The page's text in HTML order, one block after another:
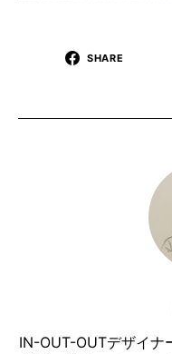
SHARE
IN-OUT-OUTデザイナ